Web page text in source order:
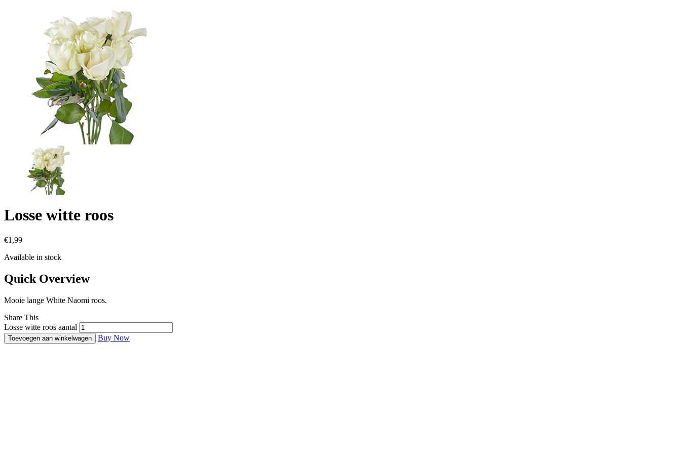
Losse witte roos
€1,99
Available in stock
Quick Overview
Mooie lange White Naomi roos.
Share This
Losse witte roos aantal
Toevoegen aan winkelwagen Buy Now